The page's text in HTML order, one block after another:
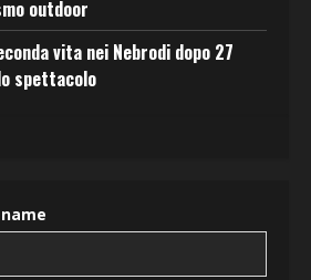
outdoor
vita nei Nebrodi dopo 27
spettacolo